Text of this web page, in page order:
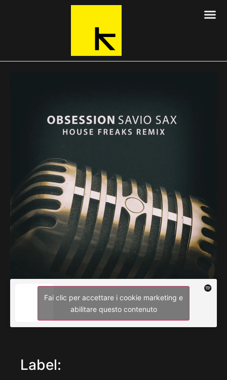
Fai clic per accettare i cookie marketing e
abilitare questo contenuto
Label: